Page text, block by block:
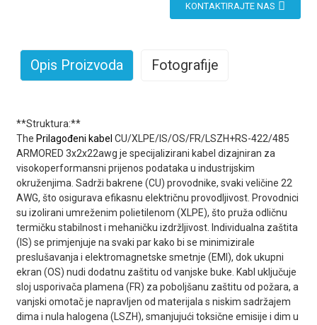
KONTAKTIRAJTE NAS
Opis Proizvoda Fotografije
**Struktura:**
The Prilagođeni kabel CU/XLPE/IS/OS/FR/LSZH+RS-422/485
ARMORED 3x2x22awg je specijalizirani kabel dizajniran za
visokoperformansni prijenos podataka u industrijskim
okruženjima. Sadrži bakrene (CU) provodnike, svaki veličine 22
AWG, što osigurava efikasnu električnu provodljivost. Provodnici
su izolirani umreženim polietilenom (XLPE), što pruža odličnu
termičku stabilnost i mehaničku izdržljivost. Individualna zaštita
(IS) se primjenjuje na svaki par kako bi se minimizirale
preslušavanja i elektromagnetske smetnje (EMI), dok ukupni
ekran (OS) nudi dodatnu zaštitu od vanjske buke. Kabl uključuje
sloj usporivača plamena (FR) za poboljšanu zaštitu od požara, a
vanjski omotač je napravljen od materijala s niskim sadržajem
dima i nula halogena (LSZH), smanjujući toksične emisije i dim u